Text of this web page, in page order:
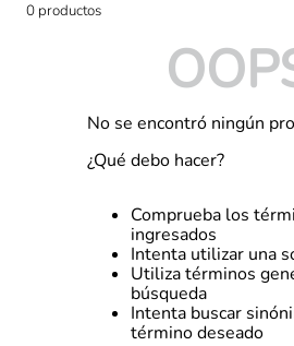
0 productos
No se encontró ningún
¿Qué debo hacer?
Comprueba los
ingresados
Intenta utilizar una
Utiliza términos
búsqueda
Intenta buscar
término deseado